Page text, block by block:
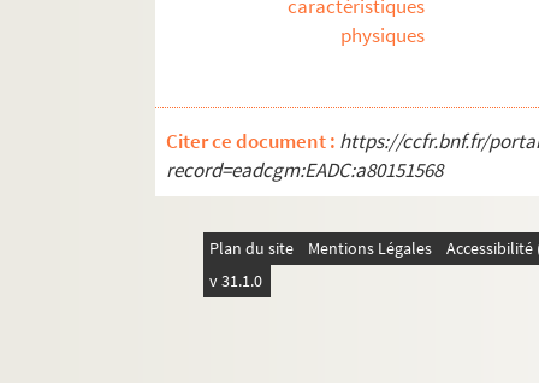
caractéristiques
physiques
Citer ce document : https://ccfr.bnf.fr/
record=eadcgm:EADC:a80151568
Plan du site Mentions Légales
v 31.1.0